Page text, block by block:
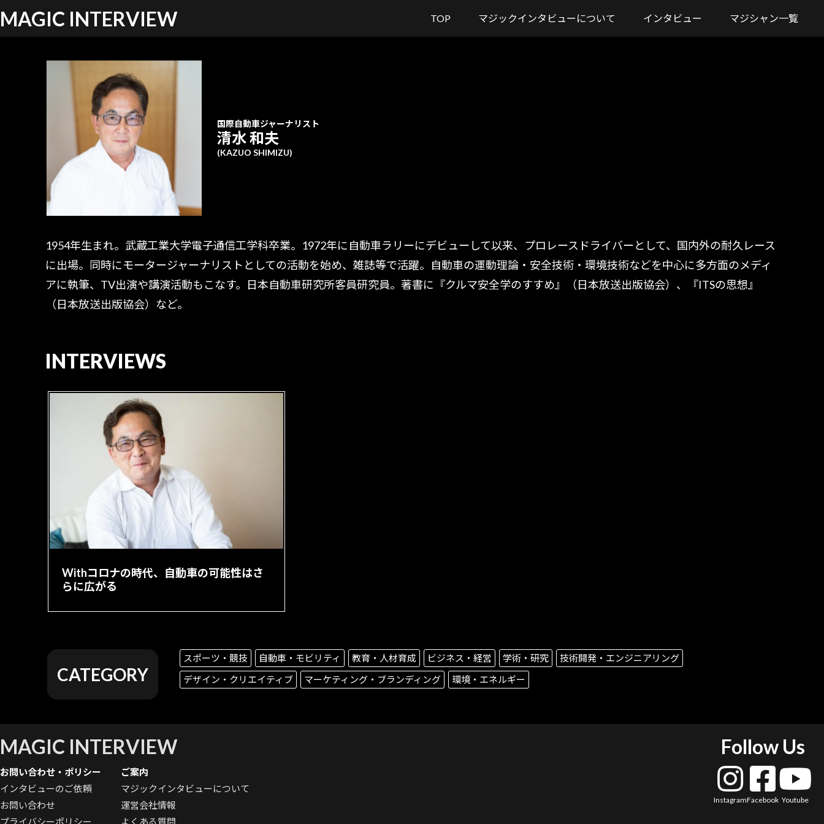
MAGIC INTERVIEW TOP マジックインタビューについて インタビュー マジシャン一覧
国際自動車ジャーナリスト
清水 和夫
(KAZUO SHIMIZU)
1954年生まれ。武蔵工業大学電子通信工学科卒業。1972年に自動車ラリーにデビューして以来、プロレースドライバーとして、国内外の耐久レース
に出場。同時にモータージャーナリストとしての活動を始め、雑誌等で活躍。自動車の運動理論・安全技術・環境技術などを中心に多方面のメディ
アに執筆、TV出演や講演活動もこなす。日本自動車研究所客員研究員。著書に『クルマ安全学のすすめ』（日本放送出版協会）、『ITSの思想』
（日本放送出版協会）など。
INTERVIEWS
Withコロナの時代、自動車の可能性はさ
らに広がる
CATEGORY
スポーツ・競技 自動車・モビリティ 教育・人材育成 ビジネス・経営 学術・研究
技術開発・エンジニアリング
デザイン・クリエイティブ
マーケティング・ブランディング 環境・エネルギー
MAGIC INTERVIEW
お問い合わせ・ポリシー
インタビューのご依頼
お問い合わせ
プライバシーポリシー
ご案内
マジックインタビューについて
運営会社情報
よくある質問
Follow Us
InstagramFacebook Youtube